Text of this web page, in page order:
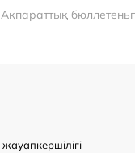
Ақпараттық